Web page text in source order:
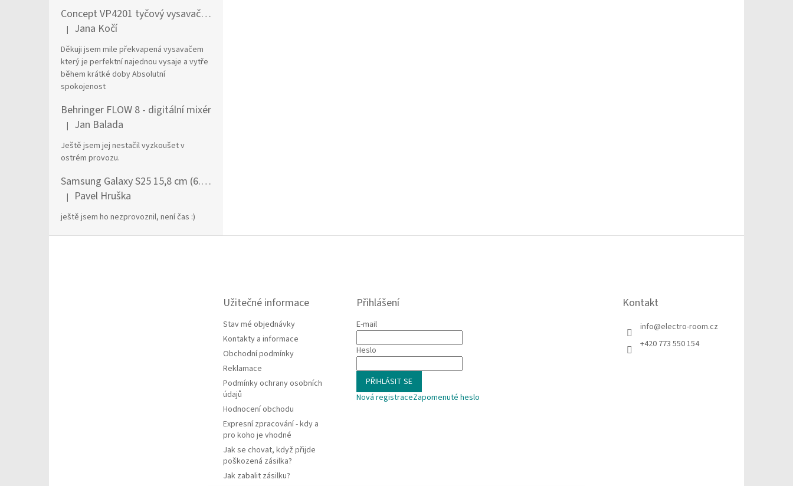
Concept VP4201 tyčový vysavač / elektrický smeták Tyčový vysavač 2 v 1 AC Suché a mokré Bezsáčkové 0,6 l 90 W Černá, Stříbrná
Hodnocení produktu je 5 z 5 hvězdiček.
| Jana Kočí
Děkuji jsem mile překvapená vysavačem
který je perfektní najednou vysaje a vytře
během krátké doby Absolutní
spokojenost
Behringer FLOW 8 - digitální mixér
Hodnocení produktu je 5 z 5 hvězdiček.
| Jan Balada
Ještě jsem jej nestačil vyzkoušet v
ostrém provozu.
Samsung Galaxy S25 15,8 cm (6.2") Dual SIM Android 15 5G USB typu C 12 GB 256 GB 4000 mAh Námořnická modrá
Hodnocení produktu je 1 z 5 hvězdiček.
| Pavel Hruška
ještě jsem ho nezprovoznil, není čas :)
Užitečné informace
Stav mé objednávky
Kontakty a informace
Obchodní podmínky
Reklamace
Podmínky ochrany osobních
údajů
Hodnocení obchodu
Expresní zpracování - kdy a
pro koho je vhodné
Jak se chovat, když přijde
poškozená zásilka?
Jak zabalit zásilku?
Přihlášení
E-mail
Heslo
PŘIHLÁSIT SE
Nová registraceZapomenuté heslo
Kontakt
info@electro-room.cz
+420 773 550 154